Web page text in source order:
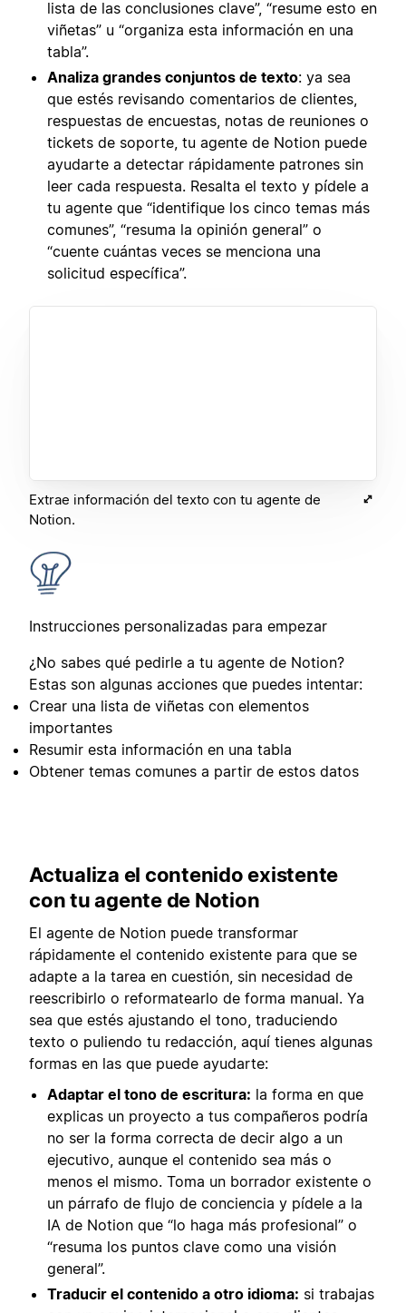
lista de las conclusiones clave”, “resume esto en
viñetas” u “organiza esta información en una
tabla”.
Analiza grandes conjuntos de texto: ya sea
que estés revisando comentarios de clientes,
respuestas de encuestas, notas de reuniones o
tickets de soporte, tu agente de Notion puede
ayudarte a detectar rápidamente patrones sin
leer cada respuesta. Resalta el texto y pídele a
tu agente que “identifique los cinco temas más
comunes”, “resuma la opinión general” o
“cuente cuántas veces se menciona una
solicitud específica”.
Extrae información del texto con tu agente de
Notion.
Instrucciones personalizadas para empezar
¿No sabes qué pedirle a tu agente de Notion?
Estas son algunas acciones que puedes intentar:
Crear una lista de viñetas con elementos
importantes
Resumir esta información en una tabla
Obtener temas comunes a partir de estos datos
Actualiza el contenido existente
con tu agente de Notion
El agente de Notion puede transformar
rápidamente el contenido existente para que se
adapte a la tarea en cuestión, sin necesidad de
reescribirlo o reformatearlo de forma manual. Ya
sea que estés ajustando el tono, traduciendo
texto o puliendo tu redacción, aquí tienes algunas
formas en las que puede ayudarte:
Adaptar el tono de escritura: la forma en que
explicas un proyecto a tus compañeros podría
no ser la forma correcta de decir algo a un
ejecutivo, aunque el contenido sea más o
menos el mismo. Toma un borrador existente o
un párrafo de flujo de conciencia y pídele a la
IA de Notion que “lo haga más profesional” o
“resuma los puntos clave como una visión
general”.
Traducir el contenido a otro idioma: si trabajas